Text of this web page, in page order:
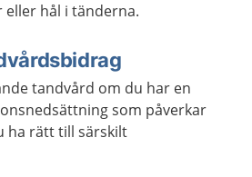
hål i tänderna.
tandvård om du har en
som påverkar
ha rätt till särskilt